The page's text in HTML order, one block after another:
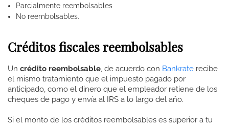
Parcialmente reembolsables
No reembolsables.
Créditos fiscales reembolsables
Un crédito reembolsable, de acuerdo con Bankrate recibe
el mismo tratamiento que el impuesto pagado por
anticipado, como el dinero que el empleador retiene de los
cheques de pago y envía al IRS a lo largo del año.
Si el monto de los créditos reembolsables es superior a tu